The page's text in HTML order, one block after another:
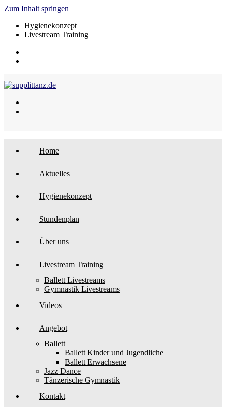
Zum Inhalt springen
Hygienekonzept
Livestream Training
Home
Aktuelles
Hygienekonzept
Stundenplan
Über uns
Livestream Training
Ballett Livestreams
Gymnastik Livestreams
Videos
Angebot
Ballett
Ballett Kinder und Jugendliche
Ballett Erwachsene
Jazz Dance
Tänzerische Gymnastik
Kontakt